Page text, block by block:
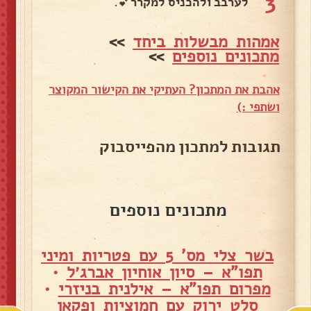
אמהות מבשלות ביחד >>
מתכונים נוספים>>
אהבת את המתכון? העתיקי את הקישור המקוצר
ושתפי :)
תגובות למתכון מהפייסבוק
מתכונים נוספים
בשר צלי מס' 5 עם פטריות ומיני
תפו"א – סיון אוחיון אברג׳ל •
מפרום תפו"א – אילנית בניזרי •
סלט ירוק עם חמוציות ופקאן